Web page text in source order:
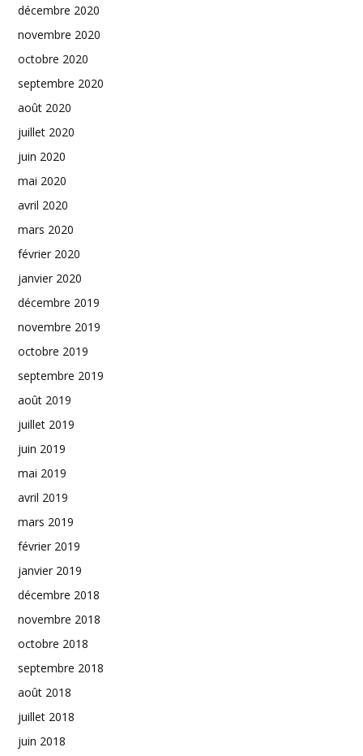
décembre 2020
novembre 2020
octobre 2020
septembre 2020
août 2020
juillet 2020
juin 2020
mai 2020
avril 2020
mars 2020
février 2020
janvier 2020
décembre 2019
novembre 2019
octobre 2019
septembre 2019
août 2019
juillet 2019
juin 2019
mai 2019
avril 2019
mars 2019
février 2019
janvier 2019
décembre 2018
novembre 2018
octobre 2018
septembre 2018
août 2018
juillet 2018
juin 2018